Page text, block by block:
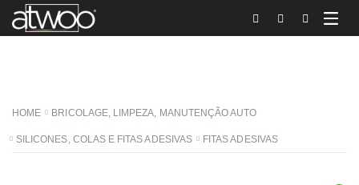
HOME BRICOLAGE, LIMPEZA, MANUTENÇÃO AUTO
SILICONES, COLAS E FITAS ADESIVAS FITAS ADESIVAS